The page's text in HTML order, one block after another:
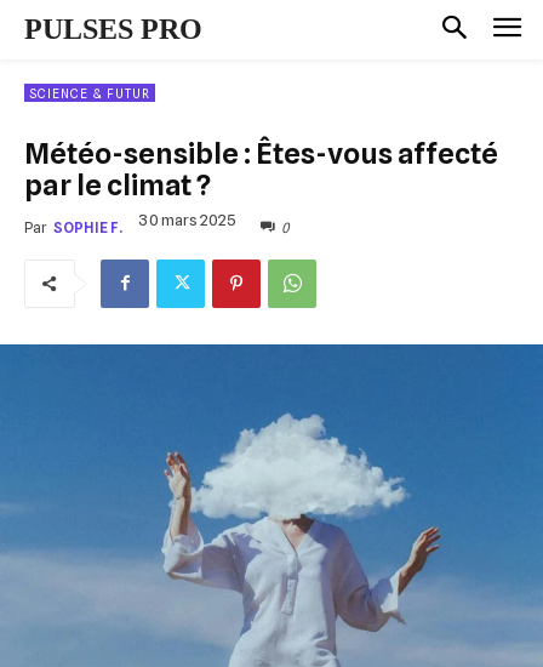
PULSES PRO
SCIENCE & FUTUR
Météo-sensible : Êtes-vous affecté
par le climat ?
Par SOPHIE F. 30 mars 2025 0